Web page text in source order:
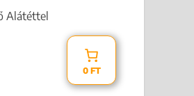
Alátéttel
0 FT